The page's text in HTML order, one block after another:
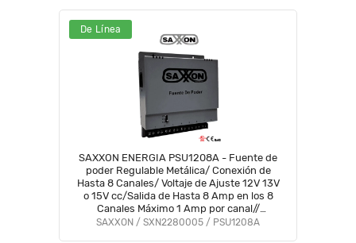
De Línea
SAXXON ENERGIA PSU1208A - Fuente de
poder Regulable Metálica/ Conexión de
Hasta 8 Canales/ Voltaje de Ajuste 12V 13V
o 15V cc/Salida de Hasta 8 Amp en los 8
Canales Máximo 1 Amp por canal//
Instalación en Pared #FuenteSAXXON
SAXXON / SXN2280005 / PSU1208A